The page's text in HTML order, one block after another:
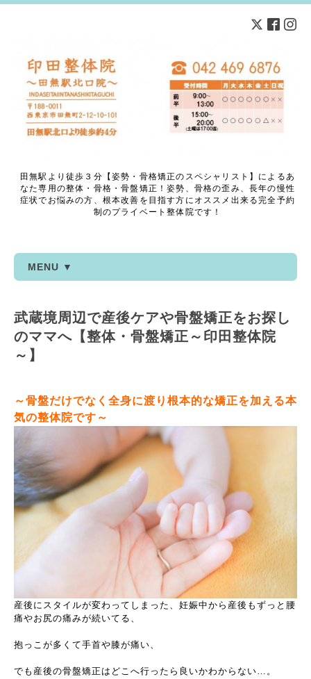
田無駅より徒歩３分【姿勢・骨格矯正のスペシャリスト】によるあ
なた専用の整体・骨格・骨盤矯正！姿勢、骨格の歪み、長年の慢性
症状でお悩みの方、根本改善を目指す方にオススメ出来る完全予約
制のプライベート整体院です！
MENU ▼
武蔵境周辺で産後ケアや骨盤矯正をお探し
のママへ【整体・骨盤矯正～印田整体院
～】
～骨盤だけでなく全身に渡り根本的な矯正を加える本
気の整体院です～
産後にスタイルが変わってしまった、妊娠中から産後もずっと腰
痛やお尻の痛みが続いてる、
抱っこが多くて手首や膝が痛い、
でも産後の骨盤矯正はどこへ行ったら良いかわからない…。